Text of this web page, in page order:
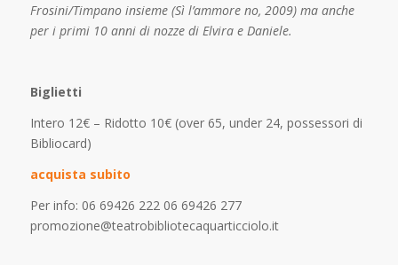
Frosini/Timpano insieme (Sì l’ammore no, 2009) ma anche
per i primi 10 anni di nozze di Elvira e Daniele.
Biglietti
Intero 12€ – Ridotto 10€ (over 65, under 24, possessori di
Bibliocard)
acquista subito
Per info: 06 69426 222‬ 06 69426 277‬
promozione@teatrobibliotecaquarticciolo.it